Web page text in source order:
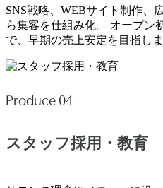
SNS戦略、WEBサイト制作、
ら集客を仕組み化。 オープン
で、早期の売上安定を目指しま
Produce 04
スタッフ採用・教育